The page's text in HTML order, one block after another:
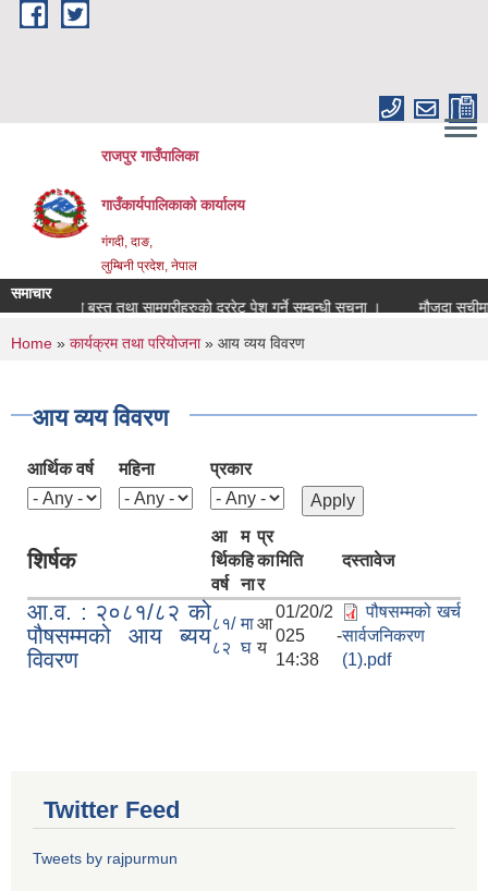
Skip to main content
राजपुर गाउँपालिका
गाउँकार्यपालिकाको कार्यालय
गंगदी, दाङ,
लुम्बिनी प्रदेश, नेपाल
समाचार
को लागि बस्तु तथा सामग्रीहरुको दररेट पेश गर्ने सम्बन्धी सूचना ।
मौजुदा
You are here
Home » कार्यक्रम तथा परियोजना» आय व्यय विवरण
आय व्यय विवरण
आर्थिक वर्ष महिना प्रकार
शिर्षक
आ
र्थिक
वर्ष
म
हि
ना
प्र
का
र
मिति दस्तावेज
आ.व. : २०८१/८२ को
पौषसम्मको आय ब्यय
विवरण
८१/
८२
मा
घ
आ
य
01/20/2
025 -
14:38
पौषसम्मको खर्च
सार्वजनिकरण
(1).pdf
Twitter Feed
Tweets by rajpurmun